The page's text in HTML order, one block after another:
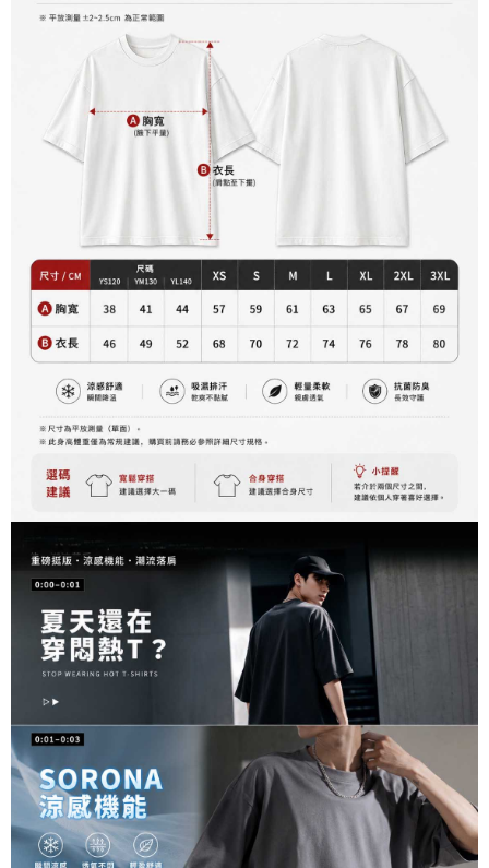
2.透過簡訊連結打開帳單後，可選擇「超商條碼／台灣大直營門市／銀行轉
帳／街口支付／iPASS MONEY」等通路繳費。
【注意事項】
1.本服務係由「台灣大哥大股份有限公司」（以下簡稱本公司）所提供，讓
用戶於交易時，得透過本服務購買商品或服務，並由商店將買賣／分期付款
買賣價金債權讓與本公司後，依約使用本公司帳單繳交帳款。
2.基於同意付款使用「大哥付你分期」之契約關係目的，商店將以您的個人
資料（包含姓名、電話或地址）提供予台灣大哥大進項蒐集、處理及利用，
由本公司與您本人進行分期帳單所需資料之確認、核對及更正。
3.完整用戶服務條款，請詳閱以下連結：
１．於結帳方式選擇「AFTEE先享後付」後，將跳轉至「AFTEE先享後付」
結帳頁面，進行簡訊認證並確認金額後，即可完成結帳。
２．訂單成立數日內，您將收到繳費通知簡訊。
３．收到繳費通知簡訊後14天內，點擊此簡訊中的連結，可透過四大超商／
ATM／網路銀行／等多元方式進行付款，方視為交易完成。
※ 請注意：結帳手續完成當下不需立刻繳費，但若您需要取消訂單，請聯絡
購買商品的店家。未經商家同意取消之訂單仍視為有效，需透過AFTEE先享
後付繳納相關費用。
※ 交易是否成功請以「AFTEE先享後付 」之結帳頁面顯示為準，若有關於
是否繳費成功／繳費後需取消欲退款等相關疑問，請聯繫「AFTEE先享後付
https://netprotections.freshdesk.com/support/home
【注意事項】
１．透過由恩沛科技股份有限公司提供之「AFTEE先享後付」服務完成之交
易，需依本服務之必要範圍內提供個人資料，並將交易相關給付款項請求債
權轉讓予恩沛科技股份有限公司。
https://aftee.tw/terms/#terms3
３．未成年的使用者請事先徵得法定代理人或監護人之同意方可使用
「AFTEE先享後付」，若未經同意申辦者引起之損失，本公司不負相關責
４．使用「AFTEE先享後付」時，將依據個別帳號之用戶狀況，依本公司即
時審查核予不同之上限額度；若仍有額度不足之情形，本公司將視審查結果
請求用戶進行身份認證。
５．嚴禁一人註冊多個帳號或使用他人資訊註冊。若發現惡意使用之情形，
恩沛科技股份有限公司將有權停止該用戶之使用額度並採取法律行動。
每筆NT$60，滿NT$899(含以上)免運費
7-11付款取貨
每筆NT$65，滿NT$899(含以上)免運費
每筆NT$60，滿NT$899(含以上)免運費
每筆NT$65，滿NT$899(含以上)免運費